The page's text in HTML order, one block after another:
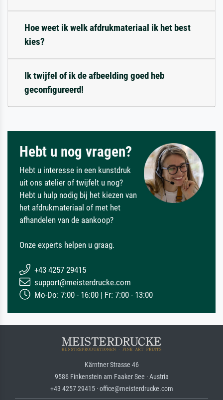
Hoe weet ik welk afdrukmateriaal ik het best
kies?
Ik twijfel of ik de afbeelding goed heb
geconfigureerd!
Hebt u nog vragen?
Hebt u interesse in een kunstdruk
uit ons atelier of twijfelt u nog?
Hebt u hulp nodig bij het kiezen van
het afdrukmateriaal of met het
afhandelen van de aankoop?
Onze experts helpen u graag.
+43 4257 29415
support@meisterdrucke.com
Mo-Do: 7:00 - 16:00 | Fr: 7:00 - 13:00
Kärntner Strasse 46
9586 Finkenstein am Faaker See · Austria
+43 4257 29415 · office@meisterdrucke.com